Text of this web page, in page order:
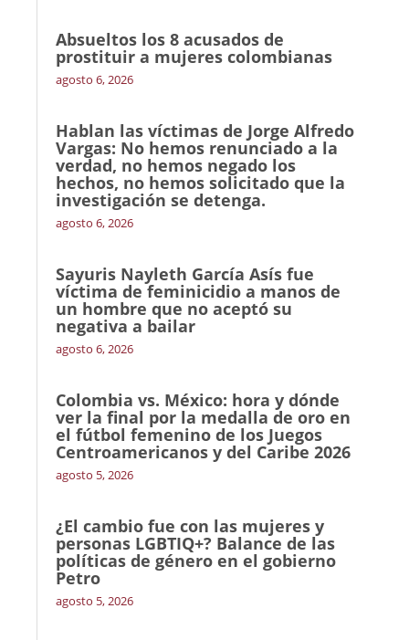
Absueltos los 8 acusados de
prostituir a mujeres colombianas
agosto 6, 2026
Hablan las víctimas de Jorge Alfredo
Vargas: No hemos renunciado a la
verdad, no hemos negado los
hechos, no hemos solicitado que la
investigación se detenga.
agosto 6, 2026
Sayuris Nayleth García Asís fue
víctima de feminicidio a manos de
un hombre que no aceptó su
negativa a bailar
agosto 6, 2026
Colombia vs. México: hora y dónde
ver la final por la medalla de oro en
el fútbol femenino de los Juegos
Centroamericanos y del Caribe 2026
agosto 5, 2026
¿El cambio fue con las mujeres y
personas LGBTIQ+? Balance de las
políticas de género en el gobierno
Petro
agosto 5, 2026